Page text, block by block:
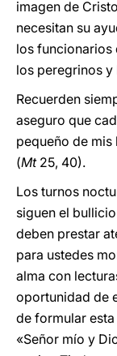
imagen de
necesitan su
los funcionarios
los peregrinos y
Recuerden
aseguro que
pequeño de
(Mt25, 40).
Los turnos
siguen el
deben prestar
para ustedes
alma con
oportunidad de
de formular
«Señor mío y